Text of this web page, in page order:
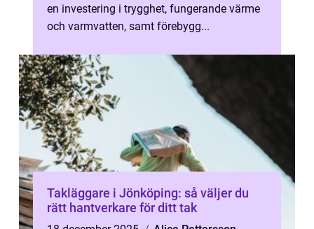
en investering i trygghet, fungerande värme
och varmvatten, samt förebygg...
Takläggare i Jönköping: så väljer du
rätt hantverkare för ditt tak